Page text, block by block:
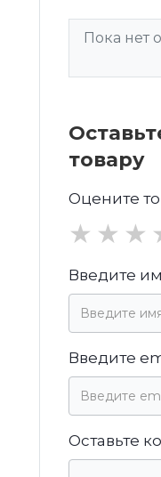
Пока нет
товару
Оцените
★
★
★
Введите
Введите
Оставьте